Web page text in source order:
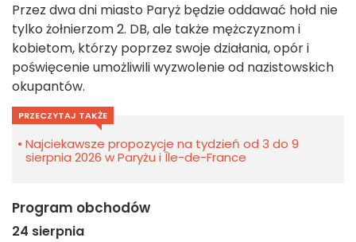
Przez dwa dni miasto Paryż będzie oddawać hołd nie
tylko żołnierzom 2. DB, ale także mężczyznom i
kobietom, którzy poprzez swoje działania, opór i
poświęcenie umożliwili wyzwolenie od nazistowskich
okupantów.
PRZECZYTAJ TAKŻE
Najciekawsze propozycje na tydzień od 3 do 9
sierpnia 2026 w Paryżu i Île-de-France
Program obchodów
24 sierpnia